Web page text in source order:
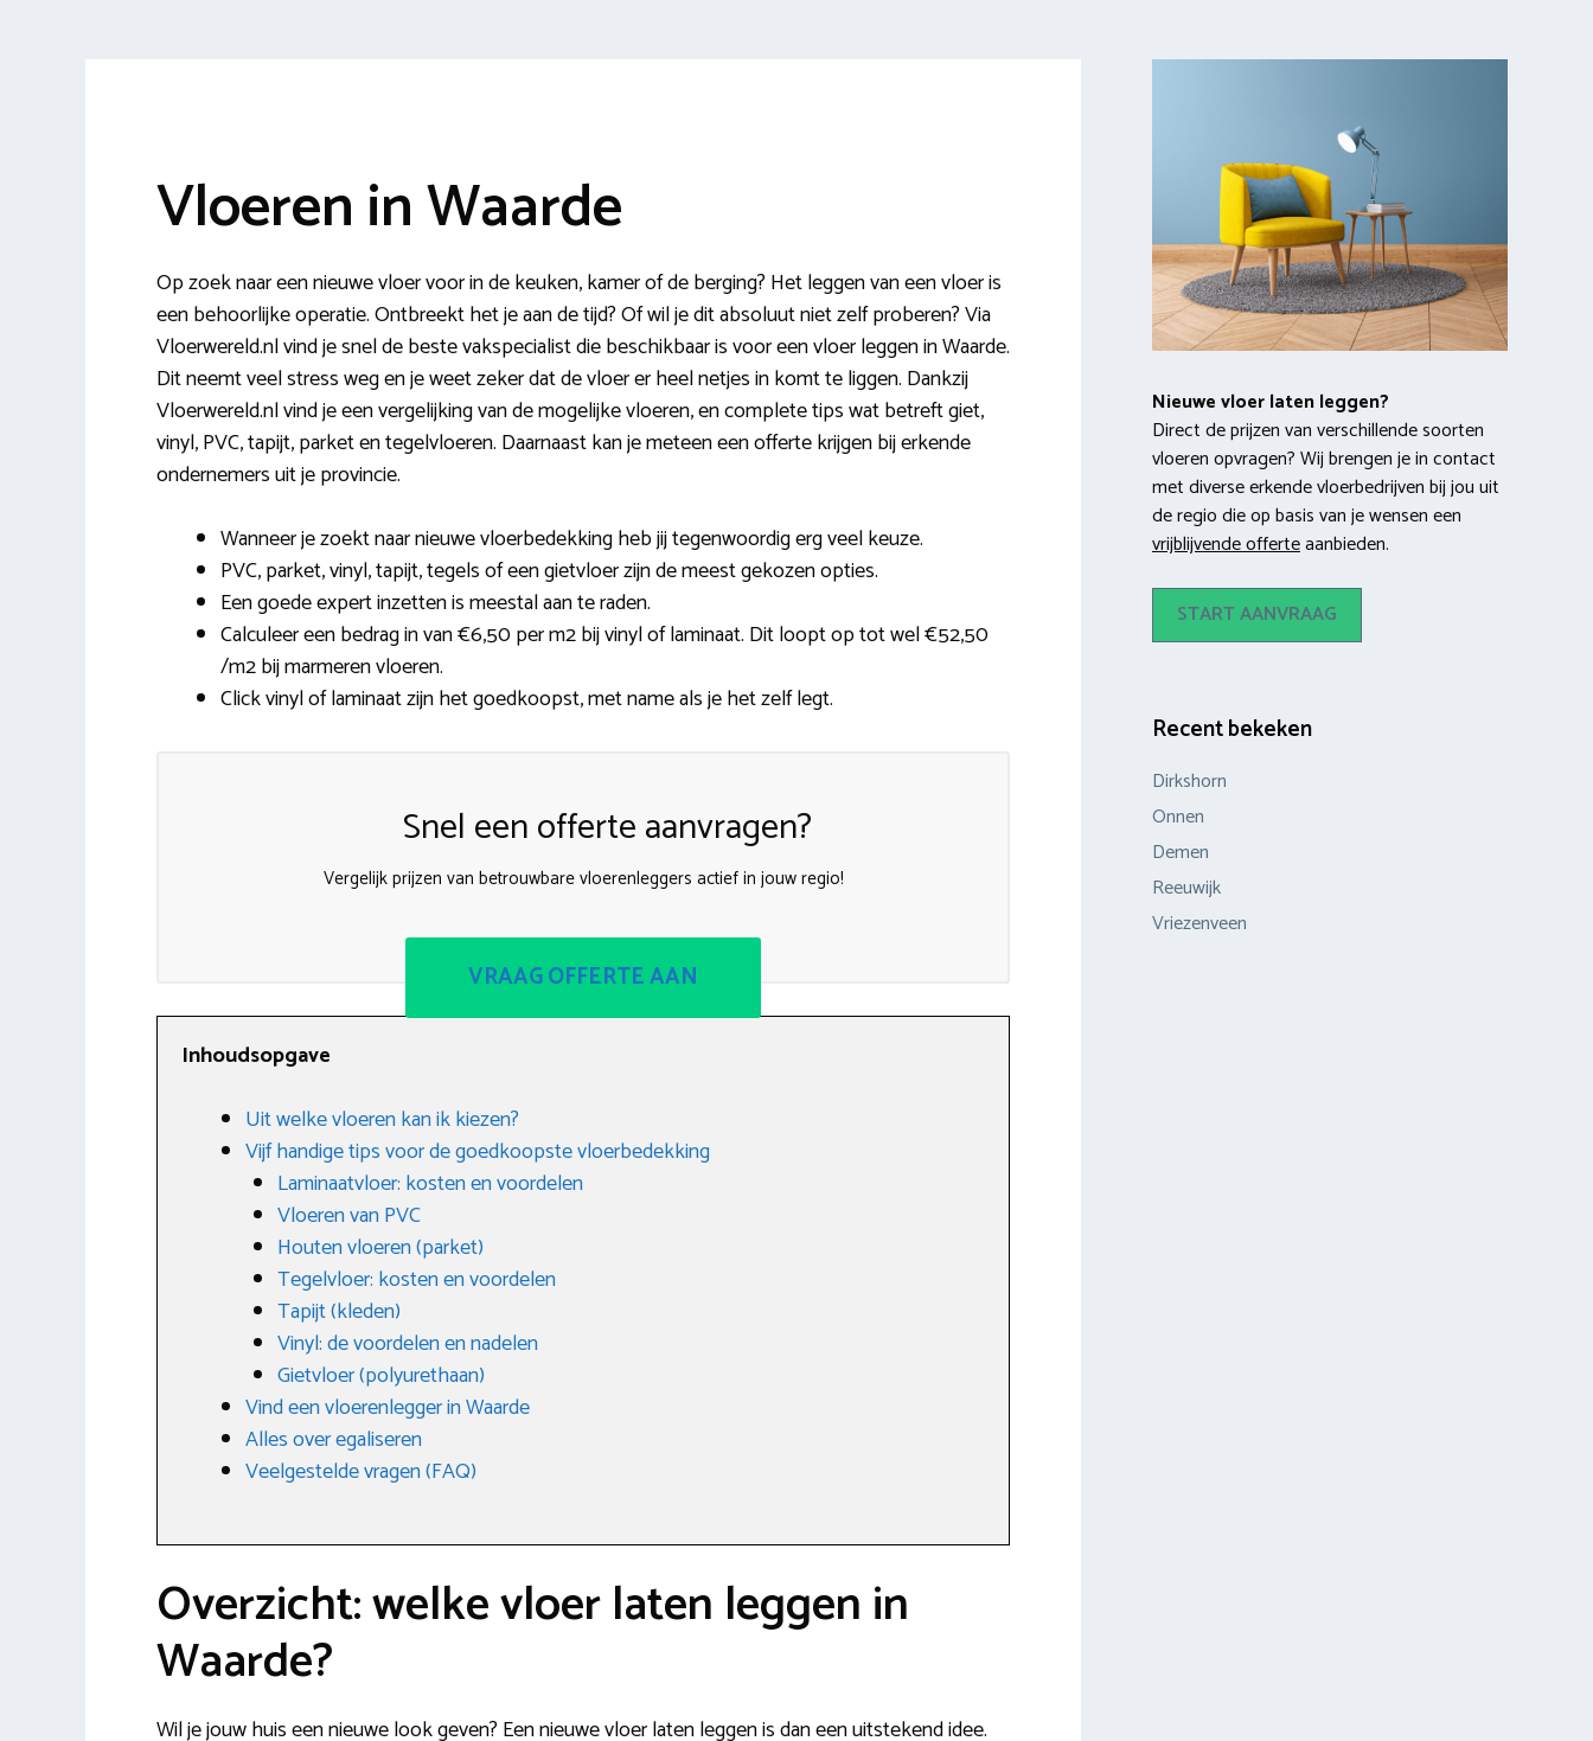
Vloeren in Waarde
Op zoek naar een nieuwe vloer voor in de keuken, kamer of de berging? Het leggen van een vloer is
een behoorlijke operatie. Ontbreekt het je aan de tijd? Of wil je dit absoluut niet zelf proberen? Via
Vloerwereld.nl vind je snel de beste vakspecialist die beschikbaar is voor een vloer leggen in Waarde.
Dit neemt veel stress weg en je weet zeker dat de vloer er heel netjes in komt te liggen. Dankzij
Vloerwereld.nl vind je een vergelijking van de mogelijke vloeren, en complete tips wat betreft giet,
vinyl, PVC, tapijt, parket en tegelvloeren. Daarnaast kan je meteen een offerte krijgen bij erkende
ondernemers uit je provincie.
Wanneer je zoekt naar nieuwe vloerbedekking heb jij tegenwoordig erg veel keuze.
PVC, parket, vinyl, tapijt, tegels of een gietvloer zijn de meest gekozen opties.
Een goede expert inzetten is meestal aan te raden.
Calculeer een bedrag in van €6,50 per m2 bij vinyl of laminaat. Dit loopt op tot wel €52,50
/m2 bij marmeren vloeren.
Click vinyl of laminaat zijn het goedkoopst, met name als je het zelf legt.
Snel een offerte aanvragen?
Vergelijk prijzen van betrouwbare vloerenleggers actief in jouw regio!
VRAAG OFFERTE AAN
Inhoudsopgave
Uit welke vloeren kan ik kiezen?
Vijf handige tips voor de goedkoopste vloerbedekking
Laminaatvloer: kosten en voordelen
Vloeren van PVC
Houten vloeren (parket)
Tegelvloer: kosten en voordelen
Tapijt (kleden)
Vinyl: de voordelen en nadelen
Gietvloer (polyurethaan)
Vind een vloerenlegger in Waarde
Alles over egaliseren
Veelgestelde vragen (FAQ)
Overzicht: welke vloer laten leggen in
Waarde?
Wil je jouw huis een nieuwe look geven? Een nieuwe vloer laten leggen is dan een uitstekend idee.
Nieuwe vloer laten leggen?
Direct de prijzen van verschillende soorten
vloeren opvragen? Wij brengen je in contact
met diverse erkende vloerbedrijven bij jou uit
de regio die op basis van je wensen een
vrijblijvende offerteaanbieden.
START AANVRAAG
Recent bekeken
Dirkshorn
Onnen
Demen
Reeuwijk
Vriezenveen